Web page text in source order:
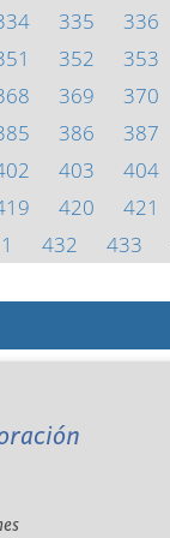
335 336
352 353
369 370
386 387
403 404
420 421
432 433